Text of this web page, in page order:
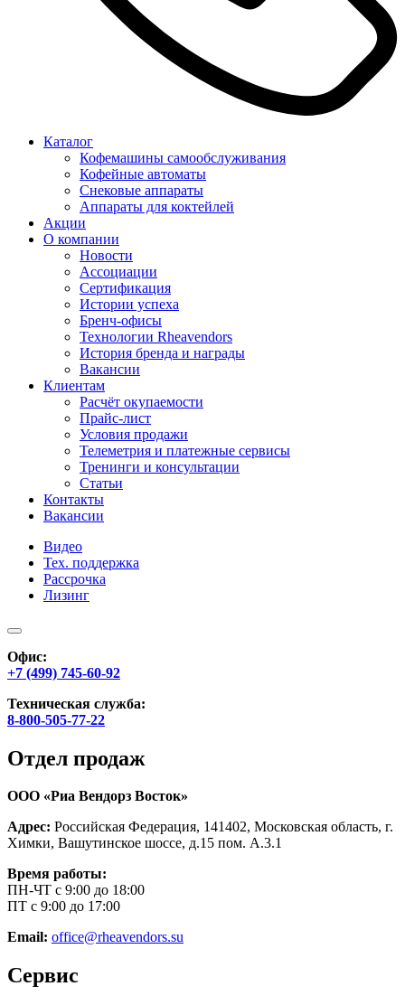
Каталог
Кофемашины самообслуживания
Кофейные автоматы
Снековые аппараты
Аппараты для коктейлей
Акции
О компании
Новости
Ассоциации
Сертификация
Истории успеха
Бренч-офисы
Технологии Rheavendors
История бренда и награды
Вакансии
Клиентам
Расчёт окупаемости
Прайс-лист
Условия продажи
Телеметрия и платежные сервисы
Тренинги и консультации
Статьи
Контакты
Вакансии
Видео
Тех. поддержка
Рассрочка
Лизинг
Офис:
+7 (499) 745-60-92
Техническая служба:
8-800-505-77-22
Отдел продаж
ООО «Риа Вендорз Восток»
Адрес: Российская Федерация, 141402, Московская область, г.
Химки, Вашутинское шоссе, д.15 пом. А.3.1
Время работы:
ПН-ЧТ с 9:00 до 18:00
ПТ с 9:00 до 17:00
Email: office@rheavendors.su
Сервис